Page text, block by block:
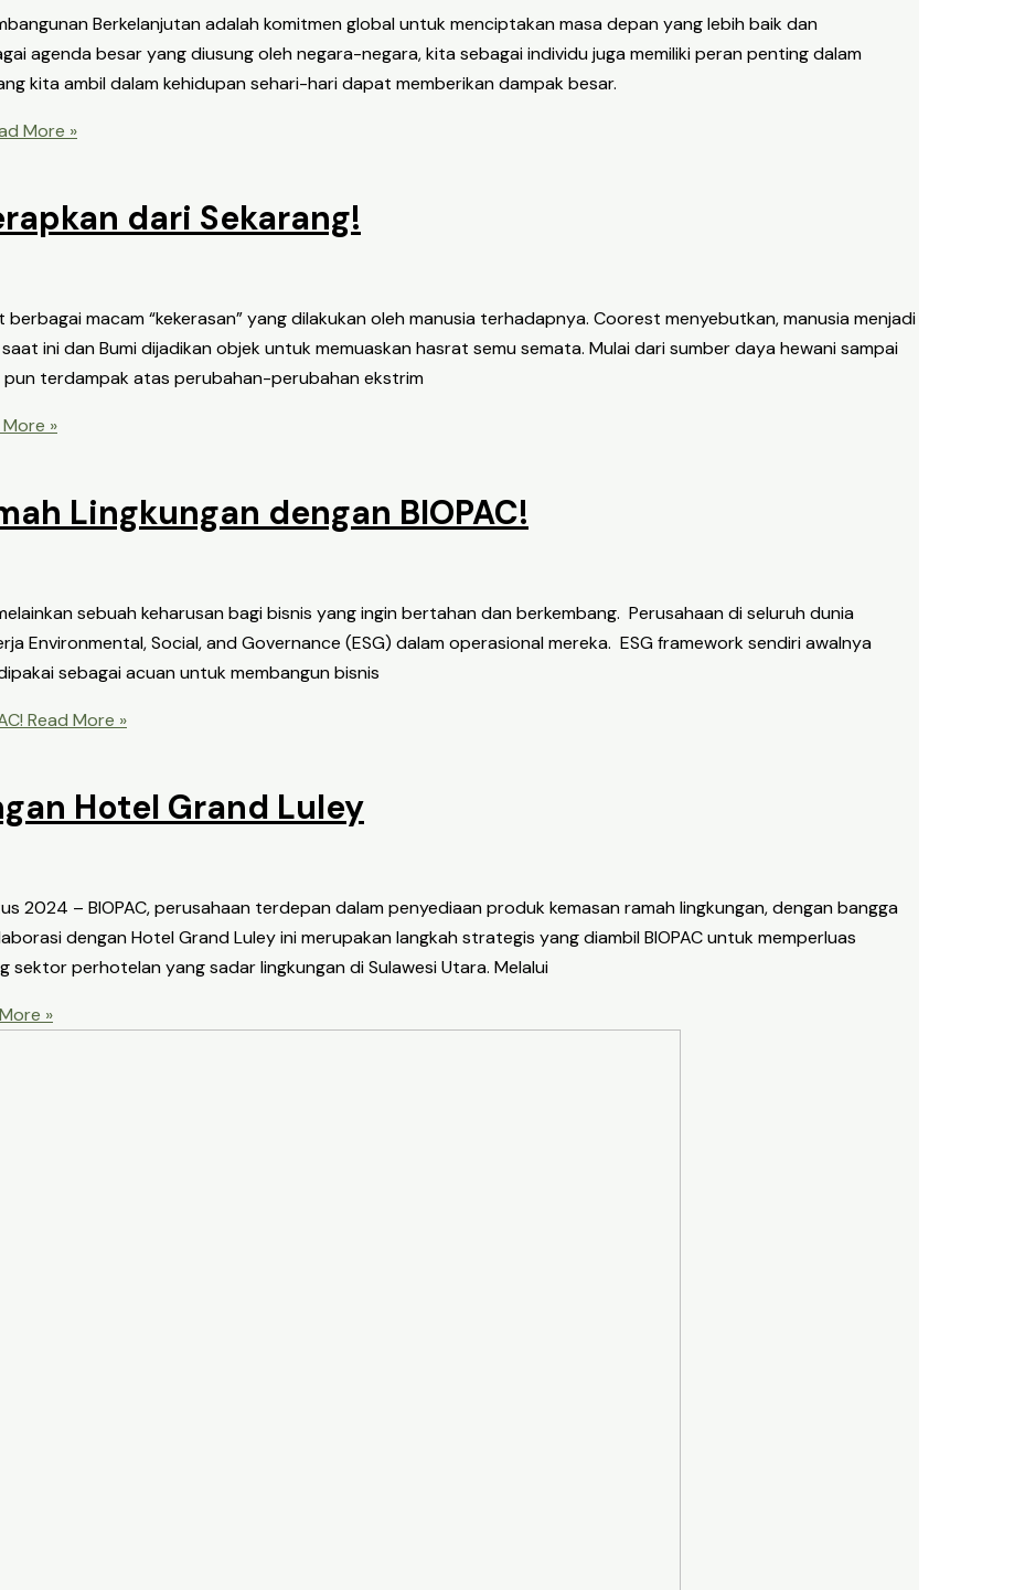
Berkelanjutan adalah komitmen global untuk menciptakan masa depan yang lebih baik dan
agenda besar yang diusung oleh negara-negara, kita sebagai individu juga memiliki peran penting dalam
kita ambil dalam kehidupan sehari-hari dapat memberikan dampak besar.
More »
dari Sekarang!
macam “kekerasan” yang dilakukan oleh manusia terhadapnya. Coorest menyebutkan, manusia menjadi
ini dan Bumi dijadikan objek untuk memuaskan hasrat semu semata. Mulai dari sumber daya hewani sampai
terdampak atas perubahan-perubahan ekstrim
»
Lingkungan dengan BIOPAC!
sebuah keharusan bagi bisnis yang ingin bertahan dan berkembang. Perusahaan di seluruh dunia
Environmental, Social, and Governance (ESG) dalam operasional mereka. ESG framework sendiri awalnya
sebagai acuan untuk membangun bisnis
Read More »
Hotel Grand Luley
2024 – BIOPAC, perusahaan terdepan dalam penyediaan produk kemasan ramah lingkungan, dengan bangga
dengan Hotel Grand Luley ini merupakan langkah strategis yang diambil BIOPAC untuk memperluas
perhotelan yang sadar lingkungan di Sulawesi Utara. Melalui
»